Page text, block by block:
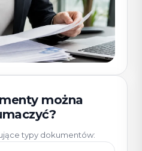
można
typy dokumentów: